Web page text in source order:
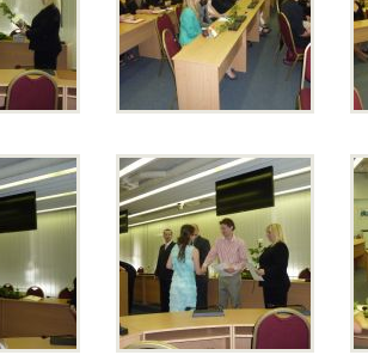
školy
poradenský tým
spolupráce
do Polska
do Německa
zájezd do Španělska